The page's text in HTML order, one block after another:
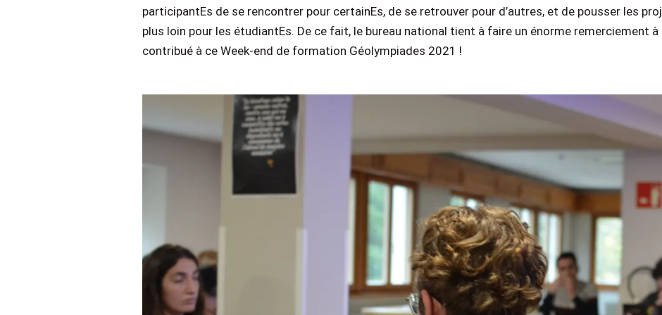
participantEs de se rencontrer pour certainEs, de se retrouver pour d’autres, et de pousser les
plus loin pour les étudiantEs. De ce fait, le bureau national tient à faire un énorme remerciement à
contribué à ce Week-end de formation Géolympiades 2021 !